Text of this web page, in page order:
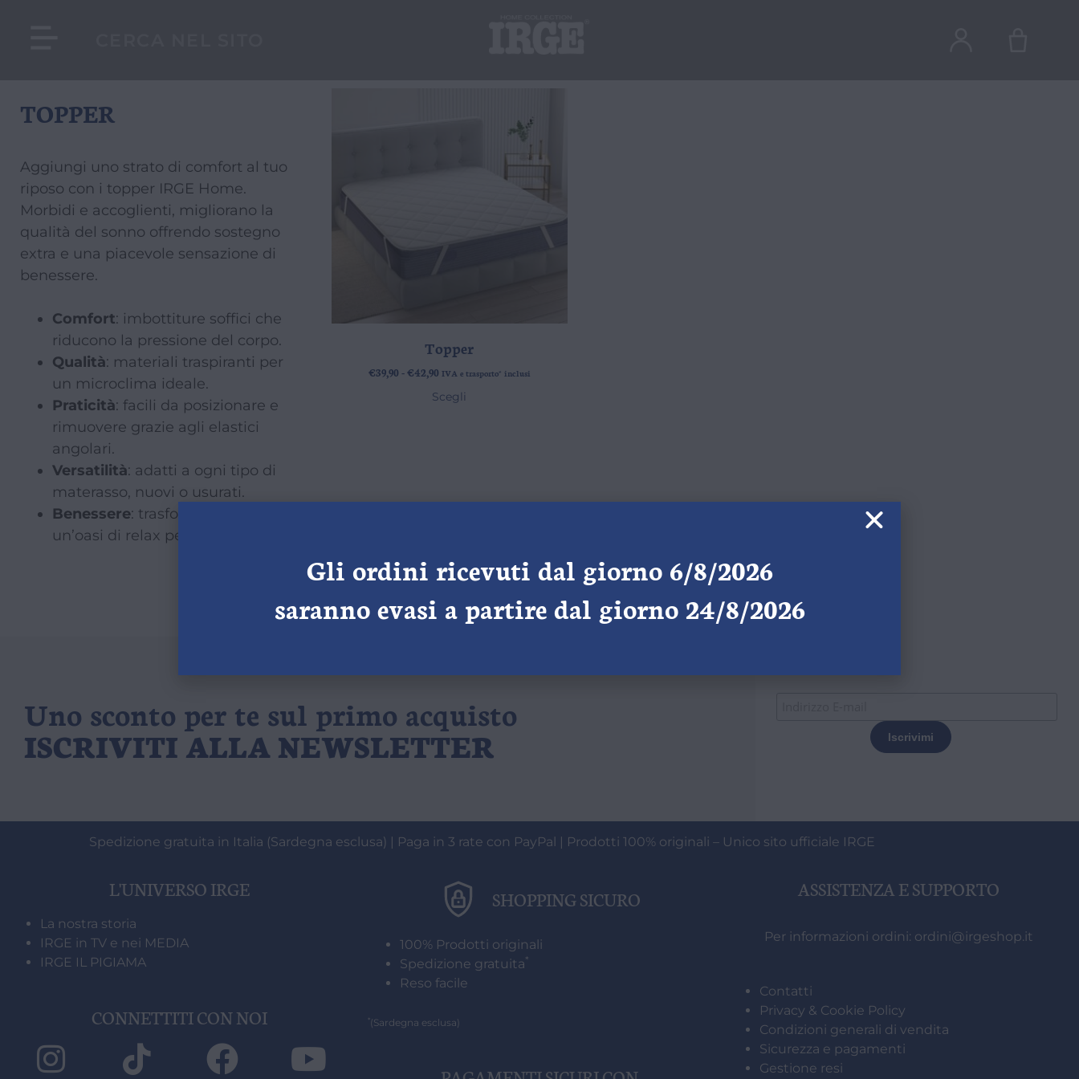
TOPPER
Aggiungi uno strato di comfort al tuo
riposo con i topper IRGE Home.
Morbidi e accoglienti, migliorano la
qualità del sonno offrendo sostegno
extra e una piacevole sensazione di
benessere.
Comfort: imbottiture soffici che
riducono la pressione del corpo.
Qualità: materiali traspiranti per
un microclima ideale.
Praticità: facili da posizionare e
rimuovere grazie agli elastici
angolari.
Versatilità: adatti a ogni tipo di
materasso, nuovi o usurati.
Benessere: trasformano il letto in
un’oasi di relax personalizzato.
Topper
€39,90 -€42,90 IVA e trasporto* inclusi
Scegli
Uno sconto per te sul primo acquisto
ISCRIVITI ALLA NEWSLETTER
Spedizione gratuita in Italia (Sardegna esclusa) | Paga in 3 rate con PayPal | Prodotti 100% originali – Unico sito ufficiale IRGE
L'UNIVERSO IRGE
La nostra storia
IRGE in TV e nei MEDIA
IRGE IL PIGIAMA
CONNETTITI CON NOI
SHOPPING SICURO
100% Prodotti originali
Spedizione gratuita*
Reso facile
*(Sardegna esclusa)
ASSISTENZA E SUPPORTO
Per informazioni ordini: ordini@irgeshop.it
Contatti
Privacy & Cookie Policy
Condizioni generali di vendita
Sicurezza e pagamenti
Gestione resi
Gli ordini ricevuti dal giorno 6/8/2026
saranno evasi a partire dal giorno 24/8/2026